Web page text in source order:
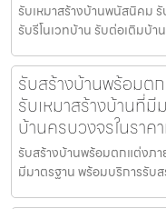
รับเหมาสร้างบ้านพนัสนิคม รั
รับรีโนเวทบ้าน รับต่อเติมบ้
รับสร้างบ้านพร้อมต
รับเหมาสร้างบ้านที่
บ้านครบวงจรในรา
รับสร้างบ้านพร้อมตกแต่งภา
มีมาตรฐาน พร้อมบริการรับ